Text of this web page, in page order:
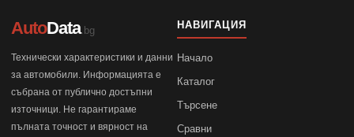
AutoData.bg
Технически характеристики и данни
за автомобили. Информацията е
събрана от публично достъпни
източници. Не гарантираме
пълната точност и вярност на
НАВИГАЦИЯ
Начало
Каталог
Търсене
Сравни